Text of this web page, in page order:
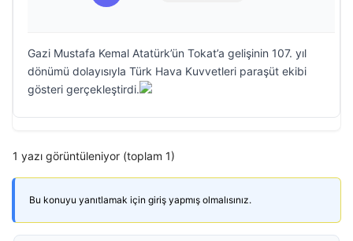
Gazi Mustafa Kemal Atatürk’ün Tokat’a gelişinin 107. yıl
dönümü dolayısıyla Türk Hava Kuvvetleri paraşüt ekibi
gösteri gerçekleştirdi.
1 yazı görüntüleniyor (toplam 1)
Bu konuyu yanıtlamak için giriş yapmış olmalısınız.